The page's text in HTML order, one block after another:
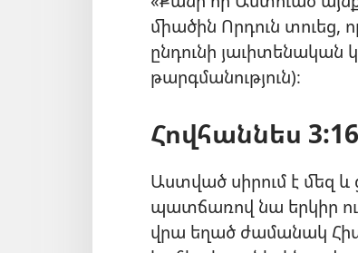
միածին Որդուն տուեց,
ընդունի յաւիտենական
թարգմանություն)։
Հովհաննես
Աստված սիրում է մեզ
պատճառով նա երկիր
վրա եղած ժամանակ